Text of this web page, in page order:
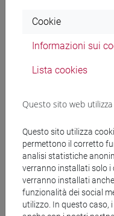
Pubblicazioni
Progetti di ricerca
Bandi contratti e
Bandi borse di ricerca
Bandi incarichi di
Cookie
Informazioni sui
Lista cookies
Questo sito web
Questo sito utilizza
permettono il corretto
analisi statistiche
verranno installati solo i
verranno installati
funzionalità dei social
utilizzo. In questo caso,